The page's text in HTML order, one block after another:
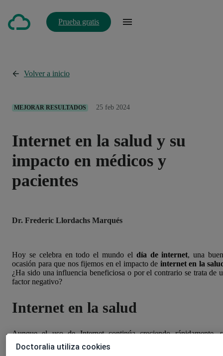
Prueba gratis
Volver a inicio
MEJORAR RESULTADOS 25 feb 2024
Internet en la salud y su
impacto en médicos y
pacientes
Dr. Frederic Llordachs Marqués
Hoy se celebra en todo el mundo el día de internet, una
ocasión para que nos fijemos en el impacto de internet en la
¿Ha sido una influencia beneficiosa o por el contrario se trata de
factor negativo?
Internet en la salud
Aunque el uso de Internet continúa creciendo rápidamente,
impacto en la salud no está claro. Las ventajas de Internet
fuente de información sanitaria incluyen un fácil acceso a
Doctoralia utiliza cookies